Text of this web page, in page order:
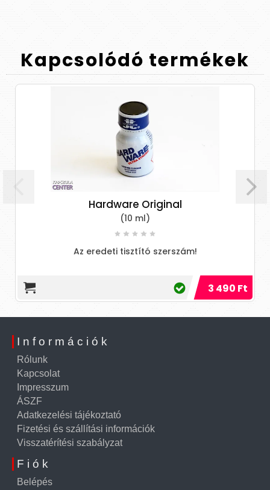
Kapcsolódó termékek
Hardware Original
(10 ml)
Az eredeti tisztító szerszám!
3 490 Ft
Információk
Rólunk
Kapcsolat
Impresszum
ÁSZF
Adatkezelési tájékoztató
Fizetési és szállítási információk
Visszatérítési szabályzat
Fiók
Belépés